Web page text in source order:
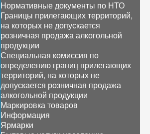
Нормативные документы по НТО
Границы прилегающих территорий,
на которых не допускается
розничная продажа алкогольной
продукции
Специальная комиссия по
определению границ прилегающих
территорий, на которых не
допускается розничная продажа
алкогольной продукции
Маркировка товаров
Информация
Ярмарки